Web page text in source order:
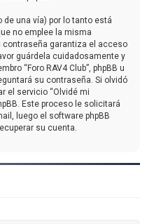
una vía) por lo tanto está
no emplee la misma
contraseña garantiza el acceso
guárdela cuidadosamente y
“Foro RAV4 Club”, phpBB u
su contraseña. Si olvidó
el servicio “Olvidé mi
Este proceso le solicitará
luego el software phpBB
su cuenta.